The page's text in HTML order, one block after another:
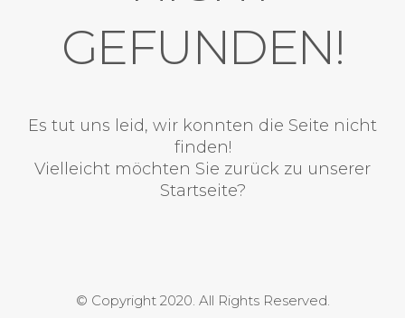
GEFUNDEN!
Es tut uns leid, wir konnten die Seite nicht
finden!
Vielleicht möchten Sie zurück zu unserer
Startseite?
© Copyright 2020. All Rights Reserved.